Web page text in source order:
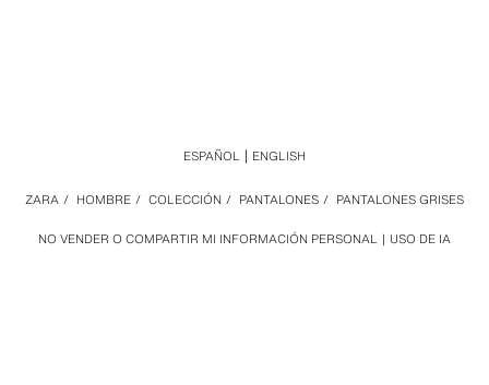
NO VENDER O COMPARTIR MI INFORMACIÓN PERSONAL USO DE IA
ZARA / HOMBRE / COLECCIÓN / PANTALONES / PANTALONES GRISES
ESPAÑOL ENGLISH